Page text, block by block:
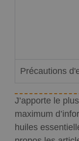
Précautions
J’apporte le
maximum
huiles